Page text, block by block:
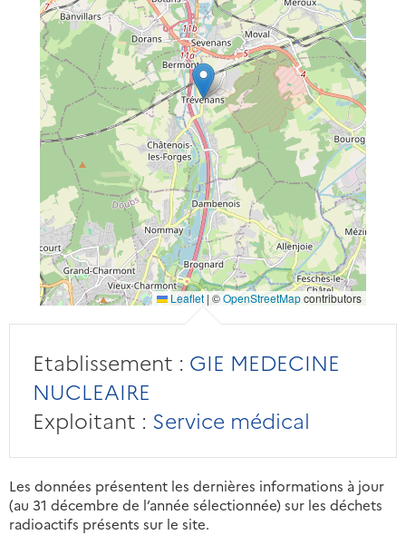
Leaflet |©OpenStreetMapcontributors
Etablissement : GIE MEDECINE
NUCLEAIRE
Exploitant : Service médical
Les données présentent les dernières informations à jour
(au 31 décembre de l’année sélectionnée) sur les déchets
radioactifs présents sur le site.